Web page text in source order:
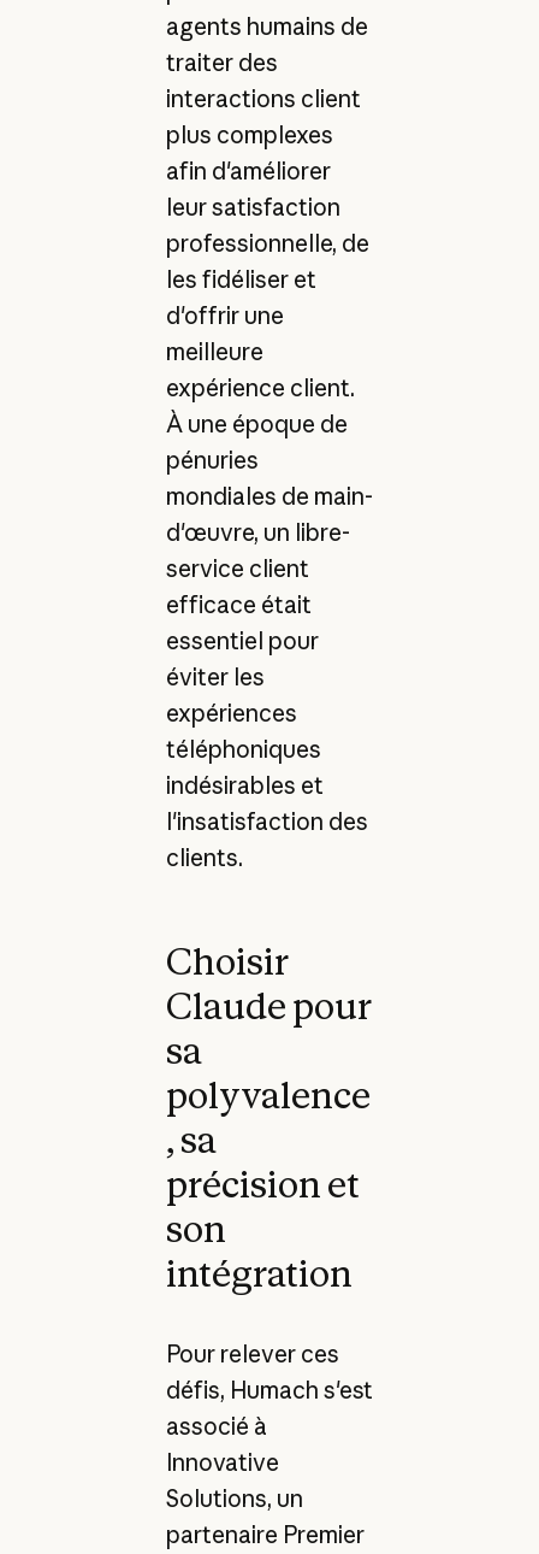
agents humains de
traiter des
interactions client
plus complexes
afin d'améliorer
leur satisfaction
professionnelle, de
les fidéliser et
d'offrir une
meilleure
expérience client.
À une époque de
pénuries
mondiales de main-
d'œuvre, un libre-
service client
efficace était
essentiel pour
éviter les
expériences
téléphoniques
indésirables et
l'insatisfaction des
clients.
Choisir
Claude pour
sa
polyvalence
, sa
précision et
son
intégration
Pour relever ces
défis, Humach s'est
associé à
Innovative
Solutions, un
partenaire Premier